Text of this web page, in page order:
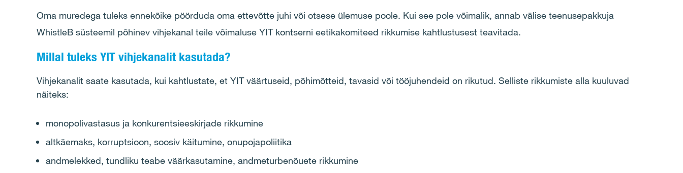
Oma muredega tuleks ennekõike pöörduda oma ettevõtte juhi või otsese ülemuse poole. Kui see pole võimalik, annab välise teenusepakkuja
WhistleB süsteemil põhinev vihjekanal teile võimaluse YIT kontserni eetikakomiteed rikkumise kahtlustusest teavitada​.
Millal tuleks YIT vihjekanalit kasutada?​
Vihjekanalit saate kasutada, kui kahtlustate, et YIT väärtuseid, põhimõtteid, tavasid või tööjuhendeid on rikutud. Selliste rikkumiste alla kuuluvad
näiteks:
monopolivastasus ja konkurentsieeskirjade rikkumine
altkäemaks, korruptsioon, soosiv käitumine, onupojapoliitika
andmelekked, tundliku teabe väärkasutamine, andmeturbenõuete rikkumine